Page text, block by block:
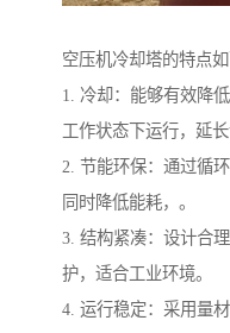
空压机冷却塔的特点如
1. 冷却：能够有效降
工作状态下运行，延长
2. 节能环保：通过循
同时降低能耗，。
3. 结构紧凑：设计合
护，适合工业环境。
4. 运行稳定：采用量